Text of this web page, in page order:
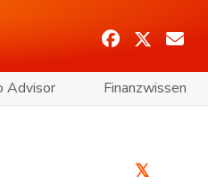
Advisor Finanzwissen
𝕏